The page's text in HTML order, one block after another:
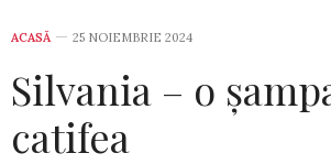
ACASĂ 25 NOIEMBRIE 2024
Silvania – o
catifea